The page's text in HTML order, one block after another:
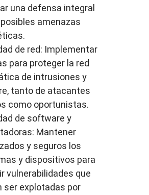
una defensa integral
amenazas
de red: Implementar
para proteger la red
de intrusiones y
tanto de atacantes
como oportunistas.
de software y
Mantener
y seguros los
y dispositivos para
vulnerabilidades que
ser explotadas por